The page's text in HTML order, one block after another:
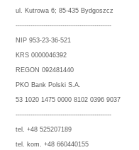
ul. Kutrowa 6; 85-435 Bydgoszcz
---------------------------------------------
NIP 953-23-36-521
KRS 0000046392
REGON 092481440
PKO Bank Polski S.A.
53 1020 1475 0000 8102 0396 9037
---------------------------------------------
tel. +48 525207189
tel. kom. +48 660440155